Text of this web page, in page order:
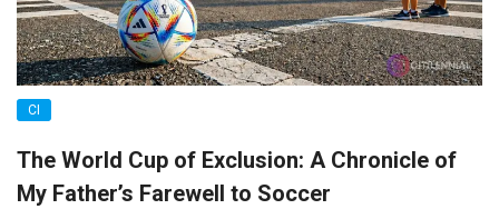
CI
The World Cup of Exclusion: A Chronicle of
My Father’s Farewell to Soccer